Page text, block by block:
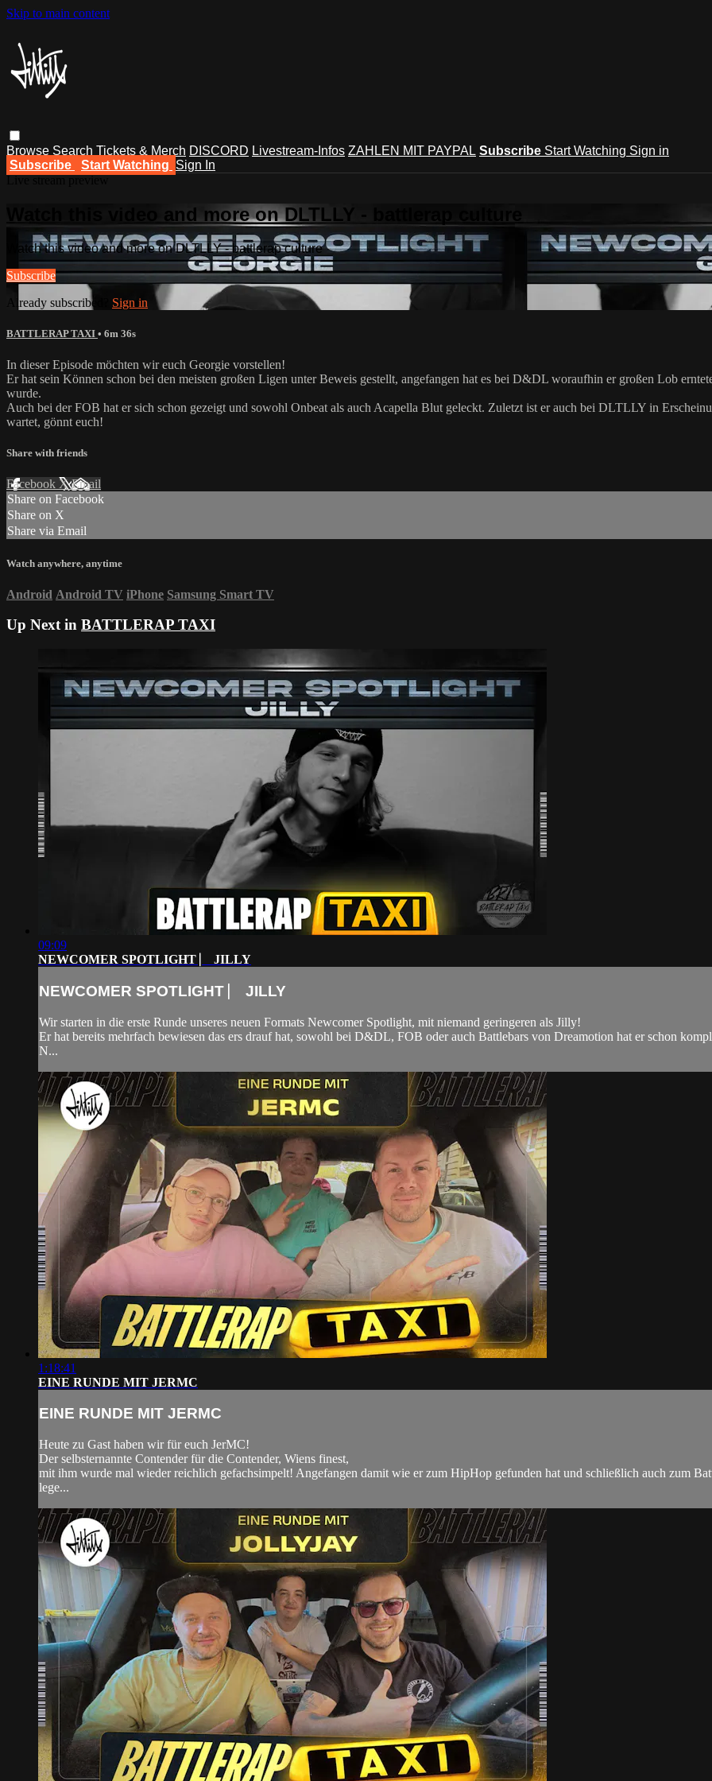
Skip to main content
Browse Search Tickets & Merch DISCORD Livestream-Infos ZAHLEN MIT PAYPAL Subscribe Start Watching Sign in
Subscribe
Start Watching Sign In
Watch this video and more on DLTLLY - battlerap culture
Watch this video and more on DLTLLY - battlerap culture
Subscribe
Already subscribed? Sign in
BATTLERAP TAXI • 6m 36s
In dieser Episode möchten wir euch Georgie vorstellen!
Er hat sein Können schon bei den meisten großen Ligen unter Beweis gestellt, angefangen hat es bei D&DL woraufhin er großen Lob
wurde.
Auch bei der FOB hat er sich schon gezeigt und sowohl Onbeat als auch Acapella Blut geleckt. Zuletzt ist er auch bei DLTLLY in
wartet, gönnt euch!
Share with friends
Facebook XEmail
Share on Facebook
Share on X
Share via Email
Watch anywhere, anytime
Android Android TV iPhone Samsung Smart TV
Up Next in BATTLERAP TAXI
09:09
NEWCOMER SPOTLIGHT ⎸ JILLY
NEWCOMER SPOTLIGHT ⎸ JILLY
Wir starten in die erste Runde unseres neuen Formats Newcomer Spotlight, mit niemand geringeren als Jilly!
Er hat bereits mehrfach bewiesen das ers drauf hat, sowohl bei D&DL, FOB oder auch Battlebars von Dreamotion hat er schon
N...
1:18:41
EINE RUNDE MIT JERMC
EINE RUNDE MIT JERMC
Heute zu Gast haben wir für euch JerMC!
Der selbsternannte Contender für die Contender, Wiens finest,
mit ihm wurde mal wieder reichlich gefachsimpelt! Angefangen damit wie er zum HipHop gefunden hat und schließlich auch zum
lege...